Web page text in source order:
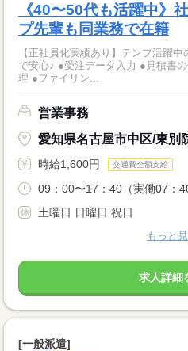
《40〜50代も活躍中》
プ先輩も同業務で在籍
【正社員化実績あり】テンプ活躍
で安心♪ ●受注データ入力 ●見積書
理 ●ファイリン...
営業事務
愛知県名古屋市中区/東別
時給1,600円 交通費全額支給
09：00〜17：40（実働07：
土曜日 日曜日 祝日
もっと
求人詳細
[一般派遣]